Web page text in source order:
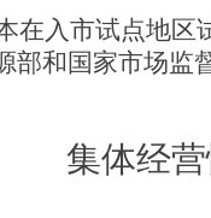
在入市试点地区
部和 国家市场监
集体经